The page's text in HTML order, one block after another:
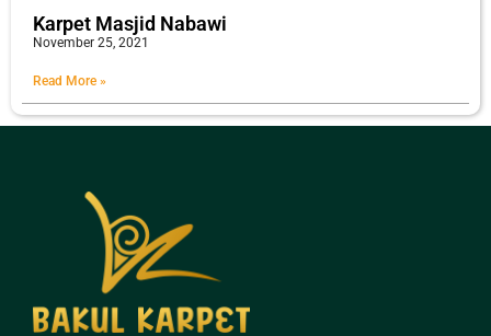
Karpet Masjid Nabawi
November 25, 2021
Read More »